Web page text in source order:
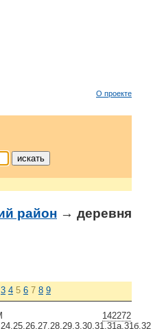
О проекте
район → деревня
3 4 5 6 7 8 9
142272